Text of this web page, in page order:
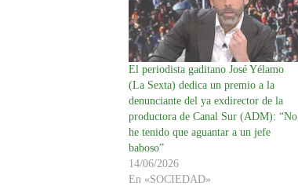
El periodista gaditano José Yélamo
(La Sexta) dedica un premio a la
denunciante del ya exdirector de la
productora de Canal Sur (ADM): “No
he tenido que aguantar a un jefe
baboso”
14/06/2026
En «SOCIEDAD»